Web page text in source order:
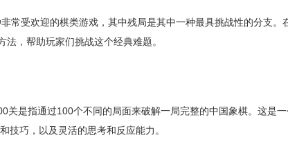
常受欢迎的棋类游戏，其中残局是其中一种最具挑战性的分支。
法，帮助玩家们挑战这个经典难题。
是指通过100个不同的局面来破解一局完整的中国象棋。这是
技巧，以及灵活的思考和反应能力。